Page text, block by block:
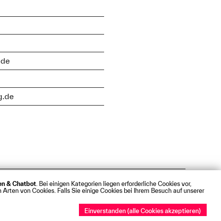
& Chatbot . Bei einigen Kategorien liegen erforderliche Cookies vor,
von Cookies. Falls Sie einige Cookies bei Ihrem Besuch auf unserer
Einverstanden (alle Cookies akzeptieren)
Webmail